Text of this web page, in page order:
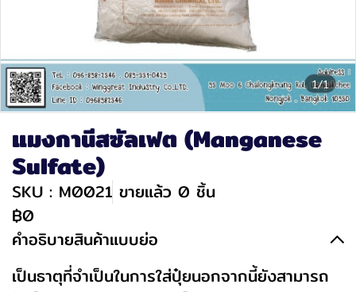
1/1
แมงกานีสซัลเฟต (Manganese
Sulfate)
SKU : M0021 ขายแล้ว 0 ชิ้น
฿0
คำอธิบายสินค้าแบบย่อ
เป็นธาตุที่จำเป็นในการใส่ปุ๋ยนอกจากนี้ยังสามารถ